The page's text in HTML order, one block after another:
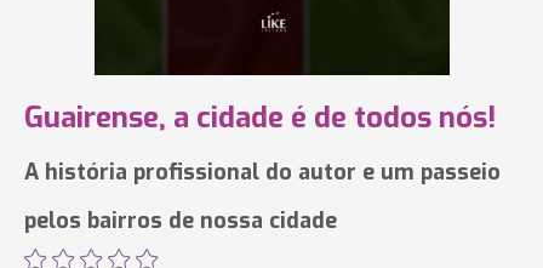
Guairense, a cidade é de todos nós!
A história profissional do autor e um passeio
pelos bairros de nossa cidade